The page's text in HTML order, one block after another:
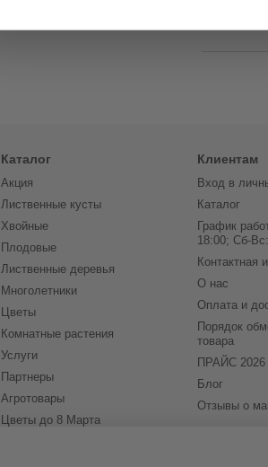
Каталог
Акция
Лиственные кусты
Хвойные
Плодовые
Лиственные деревья
Многолетники
Цветы
Комнатные растения
Услуги
Партнеры
Агротовары
Цветы до 8 Марта
Клиентам
Вход в
Каталог
График
18:00; Сб-
Контактная
О нас
Оплата и
Порядок
товара
ПРАЙС 2026
Блог
Отзывы о